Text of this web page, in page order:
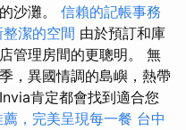
沙灘。 信賴的記帳事務
潔的空間 由於預訂和庫
管理房間的更聰明。 無
，異國情調的島嶼，熱帶
肯定都會找到適合您
，完美呈現每一餐 台中